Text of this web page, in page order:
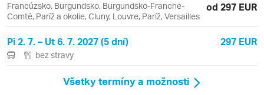
Francúzsko, Burgundsko, Burgundsko-Franche-
Comté, Paríž a okolie, Cluny, Louvre, Paríž, Versailles
od 297 EUR
Pi 2. 7. – Ut 6. 7. 2027 (5 dní) 297 EUR
bez stravy
Všetky termíny a možnosti